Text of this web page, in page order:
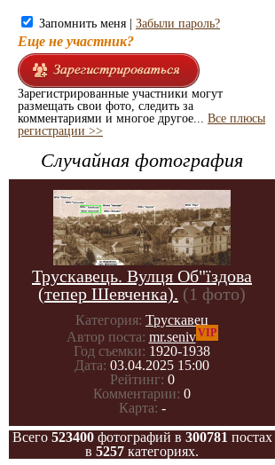
Запомнить меня | Забыли пароль?
Еще не участник?
Зарегистрированные участники могут
размещать свои фото, следить за
комментариями и многое другое... Все плюсы
регистрации >>
Случайная фотография
Трускавець. Вулця Об"їздова
(тепер Шевченка). (1 фото)
Категория: Трускавец
Автор поста: mr.senivVIP
Год съемки: 1920-1938
Дата: 03.04.2025 15:00
Рейтинг: 0
Комментарии: 0
Карта: -
Всего 523400фотографий в 300781 постах
в 5257 категориях.